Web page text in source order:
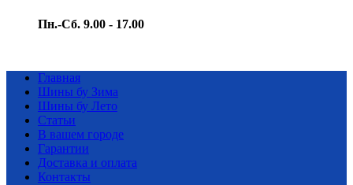
Пн.-Сб. 9.00 - 17.00
Главная
Шины бу Зима
Шины бу Лето
Статьи
В вашем городе
Гарантии
Доставка и оплата
Контакты